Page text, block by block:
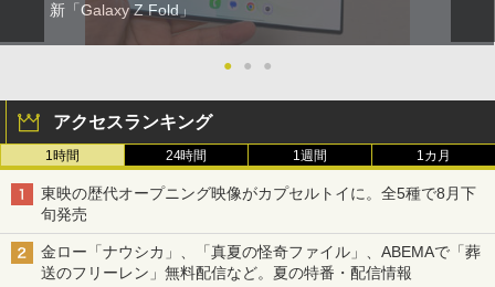
新「Galaxy Z Fold」
● ● ●
アクセスランキング
1時間 24時間 1週間 1カ月
東映の歴代オープニング映像がカプセルトイに。全5種で8月下
旬発売
金ロー「ナウシカ」、「真夏の怪奇ファイル」、ABEMAで「葬
送のフリーレン」無料配信など。夏の特番・配信情報